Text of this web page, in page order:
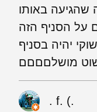
באותו
על הסניף הזה
יהיה בסניף
‪. f. (.